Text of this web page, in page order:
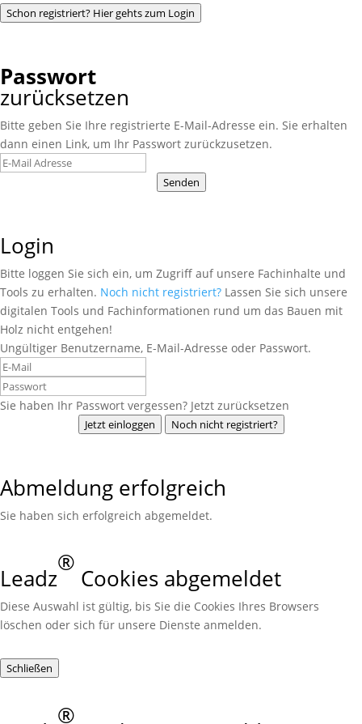
Schon registriert? Hier gehts zum Login
Passwort
zurücksetzen
Bitte geben Sie Ihre registrierte E-Mail-Adresse ein. Sie erhalten
dann einen Link, um Ihr Passwort zurückzusetzen.
Senden
Login
Bitte loggen Sie sich ein, um Zugriff auf unsere Fachinhalte und
Tools zu erhalten. Noch nicht registriert? Lassen Sie sich unsere
digitalen Tools und Fachinformationen rund um das Bauen mit
Holz nicht entgehen!
Ungültiger Benutzername, E-Mail-Adresse oder Passwort.
Sie haben Ihr Passwort vergessen? Jetzt zurücksetzen
Jetzt einloggen Noch nicht registriert?
Abmeldung erfolgreich
Sie haben sich erfolgreich abgemeldet.
Leadz
®
Cookies abgemeldet
Diese Auswahl ist gültig, bis Sie die Cookies Ihres Browsers
löschen oder sich für unsere Dienste anmelden.
Schließen
®